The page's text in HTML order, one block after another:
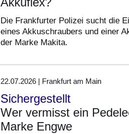
Die Frankfurter Polizei sucht die
eines Akkuschraubers und einer
der Marke Makita.
22.07.2026 | Frankfurt am Main
Sichergestellt
Wer vermisst ein
Marke Engwe